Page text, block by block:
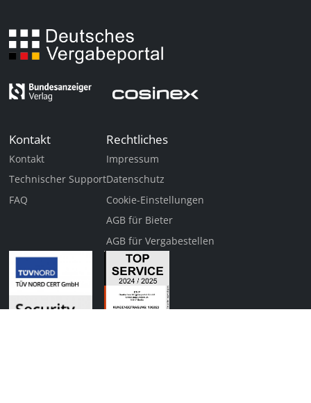
Kontakt
Kontakt
Technischer Support
FAQ
Rechtliches
Impressum
Datenschutz
Cookie-Einstellungen
AGB für Bieter
AGB für Vergabestellen